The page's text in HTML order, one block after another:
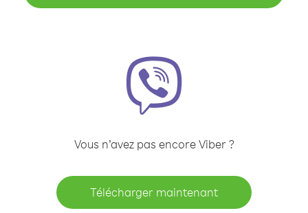
Vous n’avez pas encore Viber ?
Télécharger maintenant